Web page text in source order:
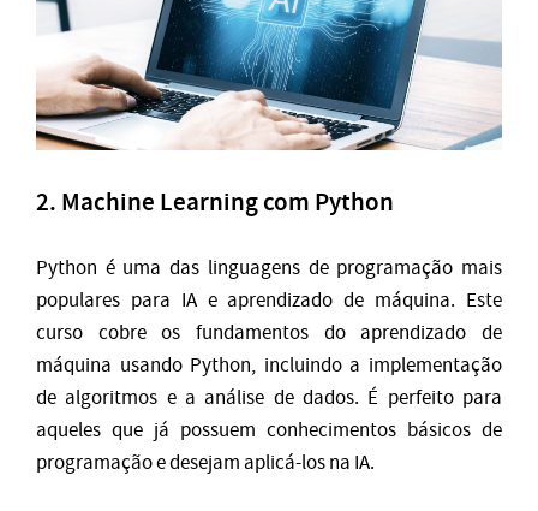
2. Machine Learning com Python
Python é uma das linguagens de programação mais
populares para IA e aprendizado de máquina. Este
curso cobre os fundamentos do aprendizado de
máquina usando Python, incluindo a implementação
de algoritmos e a análise de dados. É perfeito para
aqueles que já possuem conhecimentos básicos de
programação e desejam aplicá-los na IA.